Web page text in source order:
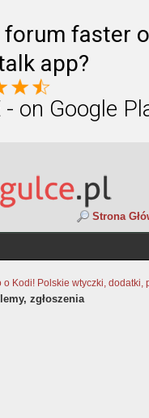
forum faster
app?
- on Google
Strona
Kodi! Polskie wtyczki, dodatki,
zgłoszenia